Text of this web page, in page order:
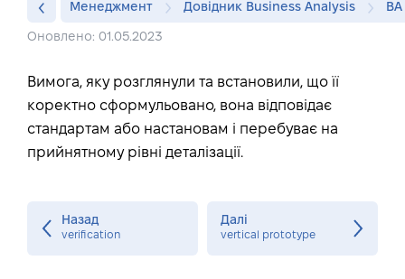
Менеджмент Довідник Business Analysis BA
Оновлено: 01.05.2023
Вимога, яку розглянули та встановили, що її
коректно сформульовано, вона відповідає
стандартам або настановам і перебуває на
прийнятному рівні деталізації.
Назад
verification
Далі
vertical prototype